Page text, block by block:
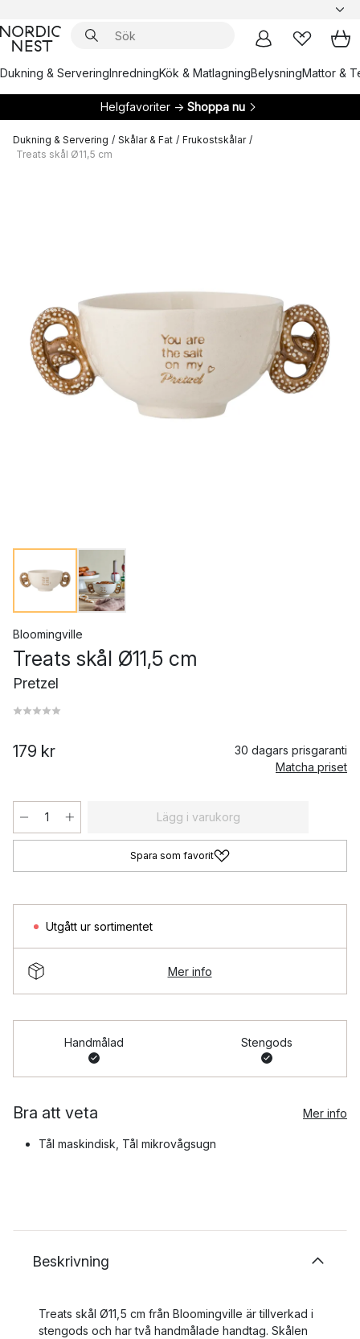
Dukning & ServeringInredningKök & MatlagningBelysningMattor &
Helgfavoriter → Shoppa nu
Dukning & Servering / Skålar & Fat / Frukostskålar /
Treats skål Ø11,5 cm
Bloomingville
Treats skål Ø11,5 cm
Pretzel
179 kr
30 dagars prisgaranti
Matcha priset
Lägg i varukorg
Spara som favorit
Utgått ur sortimentet
Mer info
Handmålad Stengods
Bra att veta Mer info
Tål maskindisk, Tål mikrovågsugn
Beskrivning
Treats skål Ø11,5 cm från Bloomingville är tillverkad i
stengods och har två handmålade handtag. Skålen